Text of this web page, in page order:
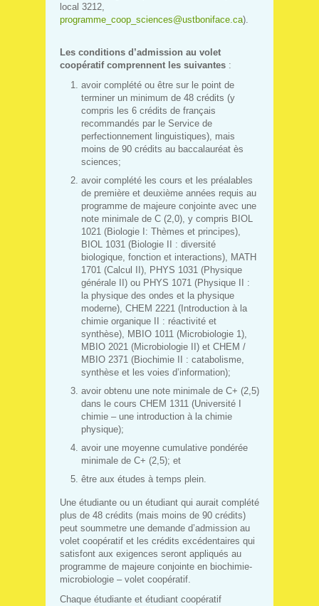
local 3212,
programme_coop_sciences@ustboniface.ca).
Les conditions d’admission au volet
coopératif comprennent les suivantes :
avoir complété ou être sur le point de
terminer un minimum de 48 crédits (y
compris les 6 crédits de français
recommandés par le Service de
perfectionnement linguistiques), mais
moins de 90 crédits au baccalauréat ès
sciences;
avoir complété les cours et les préalables
de première et deuxième années requis au
programme de majeure conjointe avec une
note minimale de C (2,0), y compris BIOL
1021 (Biologie I: Thèmes et principes),
BIOL 1031 (Biologie II : diversité
biologique, fonction et interactions), MATH
1701 (Calcul II), PHYS 1031 (Physique
générale II) ou PHYS 1071 (Physique II :
la physique des ondes et la physique
moderne), CHEM 2221 (Introduction à la
chimie organique II : réactivité et
synthèse), MBIO 1011 (Microbiologie 1),
MBIO 2021 (Microbiologie II) et CHEM /
MBIO 2371 (Biochimie II : catabolisme,
synthèse et les voies d’information);
avoir obtenu une note minimale de C+ (2,5)
dans le cours CHEM 1311 (Université I
chimie – une introduction à la chimie
physique);
avoir une moyenne cumulative pondérée
minimale de C+ (2,5); et
être aux études à temps plein.
Une étudiante ou un étudiant qui aurait complété
plus de 48 crédits (mais moins de 90 crédits)
peut soummetre une demande d’admission au
volet coopératif et les crédits excédentaires qui
satisfont aux exigences seront appliqués au
programme de majeure conjointe en biochimie-
microbiologie – volet coopératif.
Chaque étudiante et étudiant coopératif